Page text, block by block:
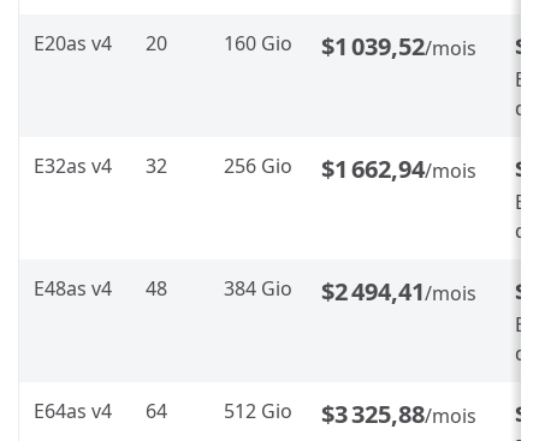
E20as v4 20 160 Gio $1 039,52/mois
E32as v4 32 256 Gio $1 662,94/mois
E48as v4 48 384 Gio $2 494,41/mois
E64as v4 64 512 Gio $3 325,88/mois